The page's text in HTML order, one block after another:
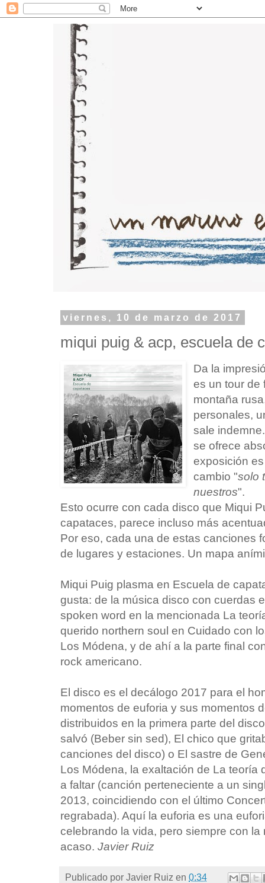
viernes, 10 de marzo de 2017
miqui puig & acp, escuela de
Da la
es un tour de
montaña
personales,
sale
se ofrece
exposición
cambio "solo
nuestros".
Esto ocurre con cada disco que Miqui
capataces, parece incluso más
Por eso, cada una de estas canciones
de lugares y estaciones. Un mapa
Miqui Puig plasma en Escuela de
gusta: de la música disco con cuerdas
spoken word en la mencionada La
querido northern soul en Cuidado con
Los Módena, y de ahí a la parte final
rock americano.
El disco es el decálogo 2017 para el
momentos de euforia y sus momentos
distribuidos en la primera parte del
salvó (Beber sin sed), El chico que
canciones del disco) o El sastre de
Los Módena, la exaltación de La teoría
a faltar (canción perteneciente a un
2013, coincidiendo con el último
regrabada). Aquí la euforia es una
celebrando la vida, pero siempre con
acaso. Javier Ruiz
Publicado por Javier Ruiz en 0:34